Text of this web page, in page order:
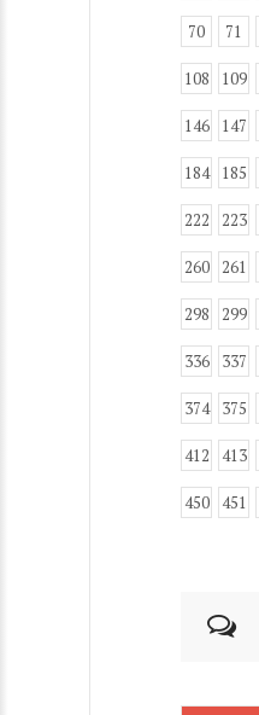
70 71
108 109
146 147
184 185
222 223
260 261
298 299
336 337
374 375
412 413
450 451